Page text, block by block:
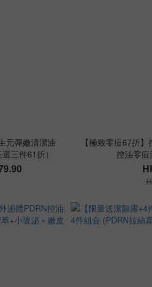
元彈嫩清潔油
三件61折）
【極致零痘67折
控油零